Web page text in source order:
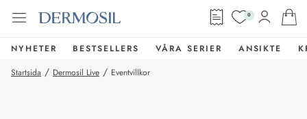
0
NYHETER BESTSELLERS VÅRA SERIER ANSIKTE
Startsida / Dermosil Live / Eventvillkor